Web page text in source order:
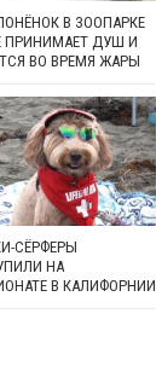
В ЗООПАРКЕ
ПРИНИМАЕТ ДУШ И
ВО ВРЕМЯ ЖАРЫ
СЁРФЕРЫ
НА
В КАЛИФОРНИИ